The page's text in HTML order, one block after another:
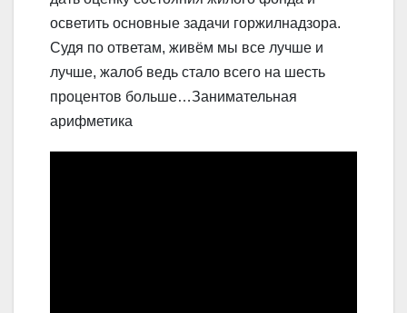
осветить основные задачи горжилнадзора.
Судя по ответам, живём мы все лучше и
лучше, жалоб ведь стало всего на шесть
процентов больше…Занимательная
арифметика